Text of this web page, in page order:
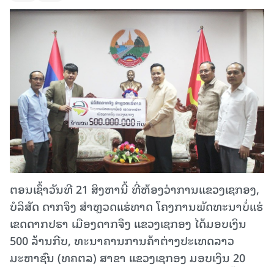
ຕອນເຊົ້າວັນທີ 21 ສິງຫານີ້ ທີ່ຫ້ອງວ່າການແຂວງເຊກອງ,
ບໍລິສັດ ດາກຈຶງ ສໍາຫຼວດແຮ່ທາດ ໂຄງການພັດທະນາບໍ່ແຮ່
ເຂດດາກປຣາ ເມືອງດາກຈຶງ ແຂວງເຊກອງ ໄດ້ມອບເງິນ
500 ລ້ານກີບ, ທະນາຄານການຄ້າຕ່າງປະເທດລາວ
ມະຫາຊົນ (ທຄຕລ) ສາຂາ ແຂວງເຊກອງ ມອບເງິນ 20